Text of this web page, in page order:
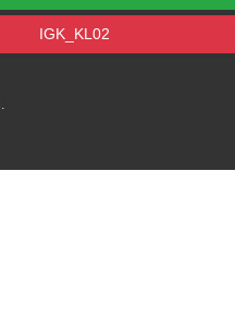
IGK_KL02